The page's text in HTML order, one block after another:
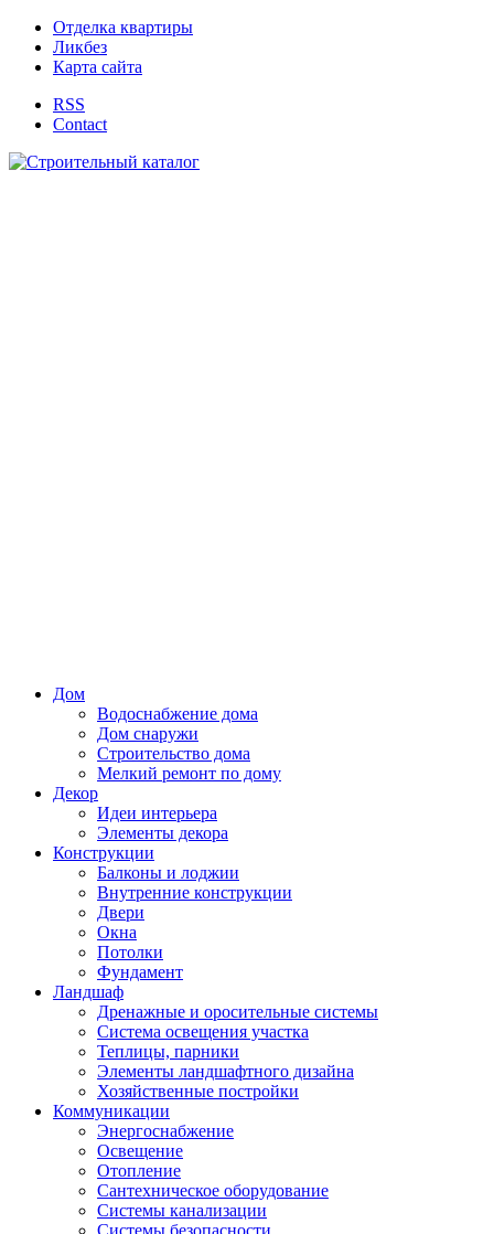
Отделка квартиры
Ликбез
Карта сайта
RSS
Contact
Дом
Водоснабжение дома
Дом снаружи
Строительство дома
Мелкий ремонт по дому
Декор
Идеи интерьера
Элементы декора
Конструкции
Балконы и лоджии
Внутренние конструкции
Двери
Окна
Потолки
Фундамент
Ландшаф
Дренажные и оросительные системы
Система освещения участка
Теплицы, парники
Элементы ландшафтного дизайна
Хозяйственные постройки
Коммуникации
Энергоснабжение
Освещение
Отопление
Сантехническое оборудование
Системы канализации
Системы безопасности